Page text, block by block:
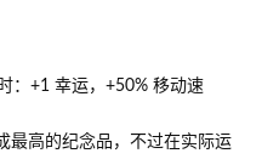
：+1 幸运，+50% 移动速
最高的纪念品，不过在实际运